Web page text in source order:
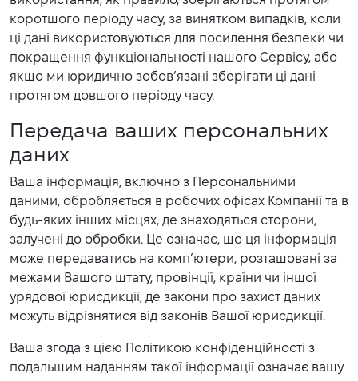
коротшого періоду часу, за винятком випадків, коли
ці дані використовуються для посилення безпеки чи
покращення функціональності нашого Сервісу, або
якщо ми юридично зобов’язані зберігати ці дані
протягом довшого періоду часу.
Передача ваших персональних
даних
Ваша інформація, включно з Персональними
даними, обробляється в робочих офісах Компанії та в
будь-яких інших місцях, де знаходяться сторони,
залучені до обробки. Це означає, що ця інформація
може передаватись на комп’ютери, розташовані за
межами Вашого штату, провінції, країни чи іншої
урядової юрисдикції, де закони про захист даних
можуть відрізнятися від законів Вашої юрисдикції.
Ваша згода з цією Політикою конфіденційності з
подальшим наданням такої інформації означає вашу